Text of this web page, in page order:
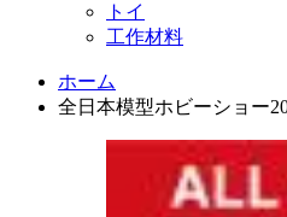
トイ
工作材料
ホーム
全日本模型ホビーショー